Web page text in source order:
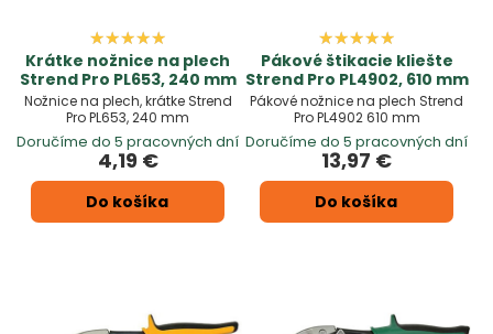
Krátke nožnice na plech
Strend Pro PL653, 240 mm
Nožnice na plech, krátke Strend
Pro PL653, 240 mm
Doručíme do 5 pracovných dní
4,19 €
Do košíka
Pákové štikacie kliešte
Strend Pro PL4902, 610 mm
Pákové nožnice na plech Strend
Pro PL4902 610 mm
Doručíme do 5 pracovných dní
13,97 €
Do košíka